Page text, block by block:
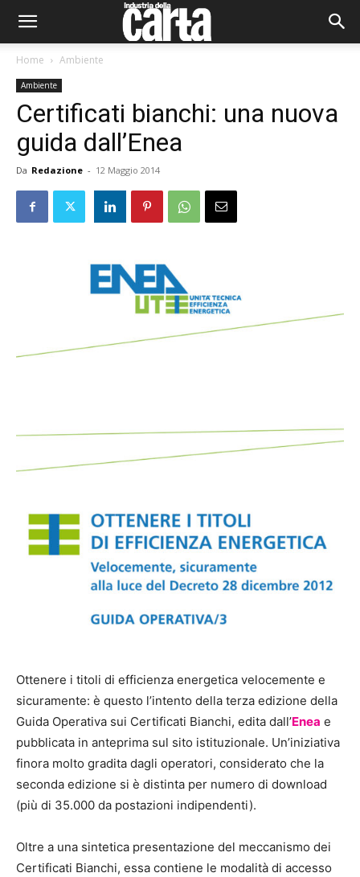
Home Ambiente
Ambiente
Certificati bianchi: una nuova
guida dall’Enea
Da Redazione - 12 Maggio 2014
Ottenere i titoli di efficienza energetica velocemente e
sicuramente: è questo l’intento della terza edizione della
Guida Operativa sui Certificati Bianchi, edita dall’Enea e
pubblicata in anteprima sul sito istituzionale. Un’iniziativa
finora molto gradita dagli operatori, considerato che la
seconda edizione si è distinta per numero di download
(più di 35.000 da postazioni indipendenti).
Oltre a una sintetica presentazione del meccanismo dei
Certificati Bianchi, essa contiene le modalità di accesso